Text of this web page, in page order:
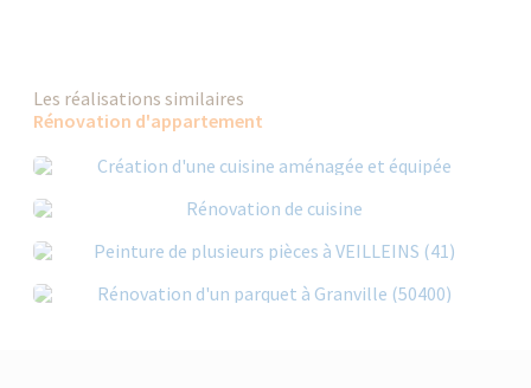
Les réalisations similaires
Rénovation d'appartement